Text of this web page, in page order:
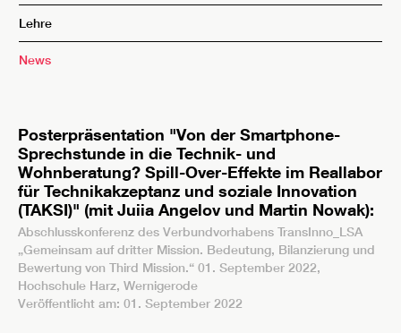
Lehre
News
Posterpräsentation "Von der Smartphone-
Sprechstunde in die Technik- und
Wohnberatung? Spill-Over-Effekte im Reallabor
für Technikakzeptanz und soziale Innovation
(TAKSI)" (mit Juiia Angelov und Martin Nowak):
Abschlusskonferenz des Verbundvorhabens TransInno_LSA
„Gemeinsam auf dritter Mission. Bedeutung, Bilanzierung und
Bewertung von Third Mission.“ 01. September 2022,
Hochschule Harz, Wernigerode
Veröffentlicht am: 01. September 2022